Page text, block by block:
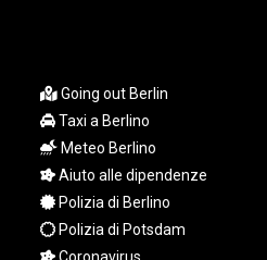
KYD 0.963346
KZT 541.784389
26108.437325
LBP
103531.946431
LKR 387.745291
LRD 209.896866
Going out Berlin
Taxi a Berlino
Meteo Berlino
Aiuto alle dipendenze
Polizia di Berlino
Polizia di Potsdam